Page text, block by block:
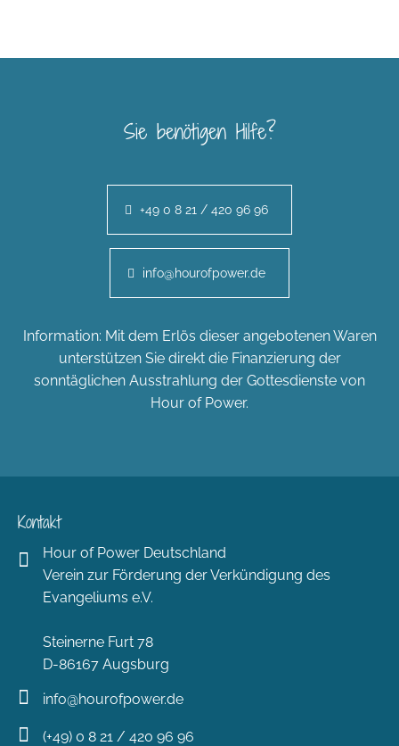
Sie benötigen Hilfe?
+49 0 8 21 / 420 96 96
info@hourofpower.de
Information: Mit dem Erlös dieser angebotenen Waren
unterstützen Sie direkt die Finanzierung der
sonntäglichen Ausstrahlung der Gottesdienste von
Hour of Power.
Kontakt
Hour of Power Deutschland
Verein zur Förderung der Verkündigung des
Evangeliums e.V.
Steinerne Furt 78
D-86167 Augsburg
info@hourofpower.de
(+49) 0 8 21 / 420 96 96